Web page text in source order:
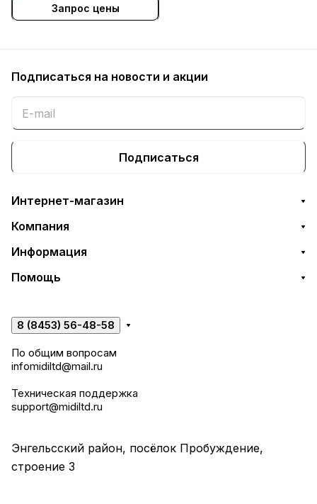
Запрос цены
Подписаться на новости и акции
Подписаться
Интернет-магазин
Компания
Информация
Помощь
8 (8453) 56-48-58
По общим вопросам
infomidiltd@mail.ru
Техническая поддержка
support@midiltd.ru
Энгельсский район, посёлок Пробуждение,
строение 3